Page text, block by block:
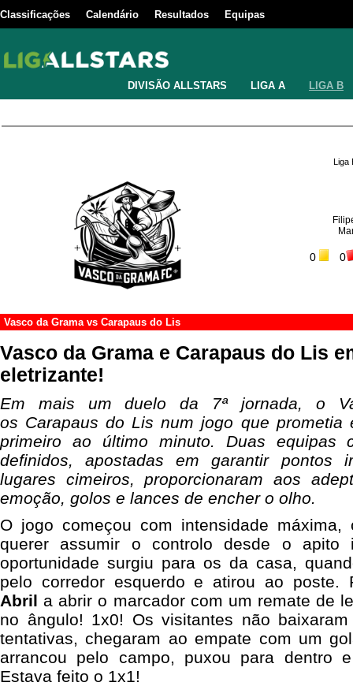
Classificações Calendário Resultados Equipas
DIVISÃO ALLSTARS LIGA A LIGA B
Liga
0 0
Vasco da Gramavs Carapaus do Lis
Vasco da Grama e Carapaus do Lis
eletrizante!
Em mais um duelo da 7ª jornada, o
os Carapaus do Lis num jogo que prometia
primeiro ao último minuto. Duas equipas
definidos, apostadas em garantir pontos
lugares cimeiros, proporcionaram aos
emoção, golos e lances de encher o olho.
O jogo começou com intensidade
querer assumir o controlo desde o apito
oportunidade surgiu para os da casa,
pelo corredor esquerdo e atirou ao
Abril a abrir o marcador com um remate de
no ângulo! 1x0! Os visitantes não
tentativas, chegaram ao empate com um
arrancou pelo campo, puxou para dentro
Estava feito o 1x1!